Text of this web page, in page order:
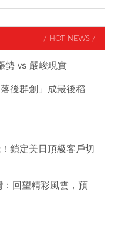
/ HOT NEWS /
勢 vs 嚴峻現實
後群創」成最後稻
鎖定美日頂級客戶切
回望精彩風雲，預